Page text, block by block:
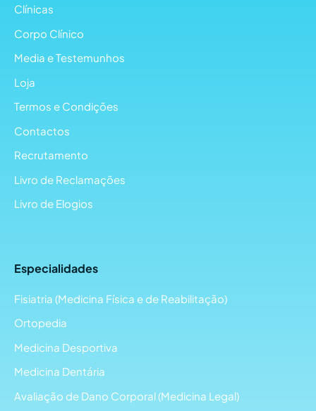
Clínicas
Corpo Clínico
Media e Testemunhos
Loja
Termos e Condições
Contactos
Recrutamento
Livro de Reclamações
Livro de Elogios
Especialidades
Fisiatria (Medicina Física e de Reabilitação)
Ortopedia
Medicina Desportiva
Medicina Dentária
Avaliação de Dano Corporal (Medicina Legal)